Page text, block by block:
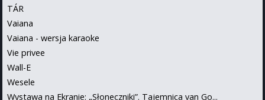
TÁR
Vaiana
Vaiana - wersja karaoke
Vie privee
Wall-E
Wesele
Wystawa na Ekranie: „Słoneczniki”. Tajemnica van Go...